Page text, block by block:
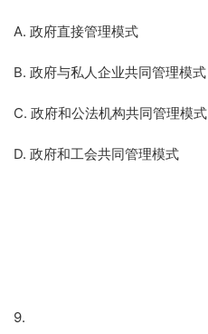
A. 政府直接管理模式
B. 政府与私人企业共同管理模式
C. 政府和公法机构共同管理模式
D. 政府和工会共同管理模式
9.